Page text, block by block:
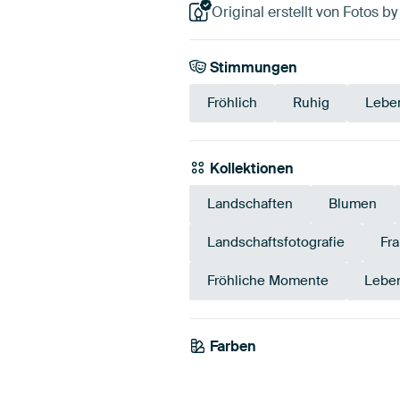
Original erstellt von Fotos
Stimmungen
Fröhlich Ruhig
Kollektionen
Landschaften Blumen
Landschaftsfotografie
Fröhliche Momente
Farben
Taupe